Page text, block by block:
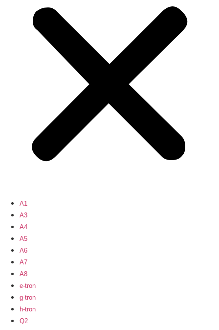
A1
A3
A4
A5
A6
A7
A8
e-tron
g-tron
h-tron
Q2